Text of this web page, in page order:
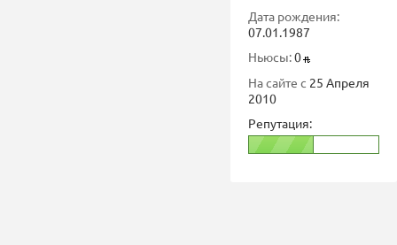
Дата рождения:
07.01.1987
Ньюсы:0
На сайте с 25 Апреля
2010
Репутация: